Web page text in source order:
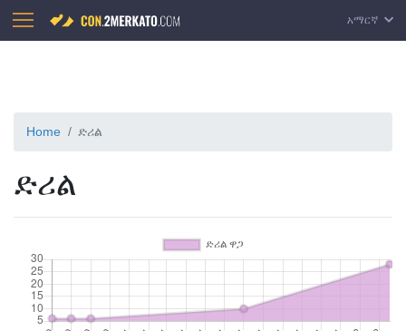
አማርኛ
Home ድሪል
ድሪል